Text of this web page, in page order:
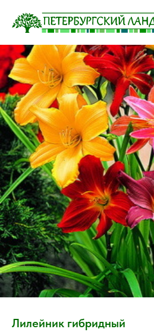
Лилейник гибридный